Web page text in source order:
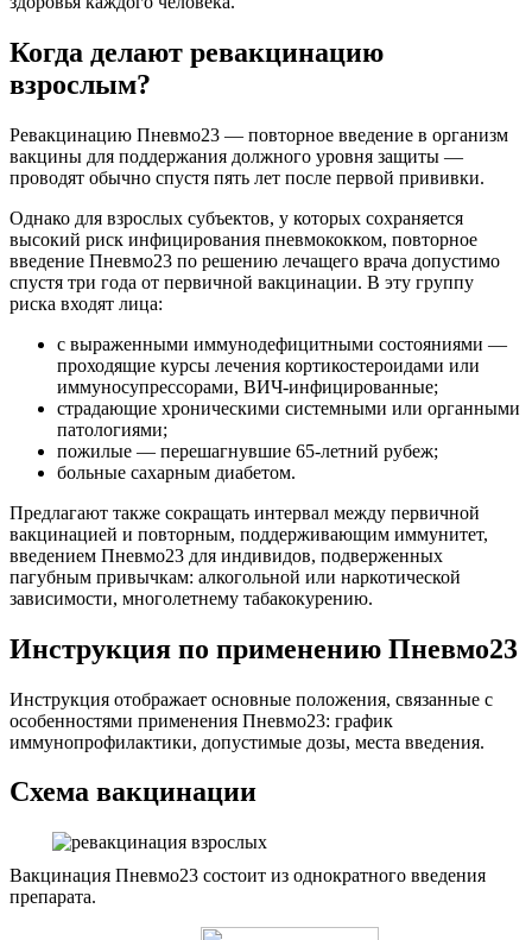
Когда делают ревакцинацию
взрослым?
Ревакцинацию Пневмо23 — повторное введение в организм
вакцины для поддержания должного уровня защиты —
проводят обычно спустя пять лет после первой прививки.
Однако для взрослых субъектов, у которых сохраняется
высокий риск инфицирования пневмококком, повторное
введение Пневмо23 по решению лечащего врача допустимо
спустя три года от первичной вакцинации. В эту группу
риска входят лица:
с выраженными иммунодефицитными состояниями —
проходящие курсы лечения кортикостероидами или
иммуносупрессорами, ВИЧ-инфицированные;
страдающие хроническими системными или органными
патологиями;
пожилые — перешагнувшие 65-летний рубеж;
больные сахарным диабетом.
Предлагают также сокращать интервал между первичной
вакцинацией и повторным, поддерживающим иммунитет,
введением Пневмо23 для индивидов, подверженных
пагубным привычкам: алкогольной или наркотической
зависимости, многолетнему табакокурению.
Инструкция по применению Пневмо23
Инструкция отображает основные положения, связанные с
особенностями применения Пневмо23: график
иммунопрофилактики, допустимые дозы, места введения.
Схема вакцинации
Вакцинация Пневмо23 состоит из однократного введения
препарата.